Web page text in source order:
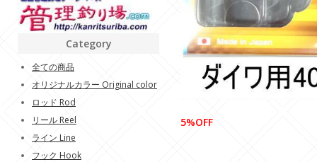
5%OFF
Category
全ての商品
オリジナルカラー Original color
ロッド Rod
リール Reel
ライン Line
フック Hook